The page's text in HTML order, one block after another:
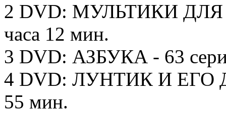
2 DVD: МУЛЬТИКИ
часа 12 мин.
3 DVD: АЗБУКА - 63
4 DVD: ЛУНТИК И ЕГО
55 мин.